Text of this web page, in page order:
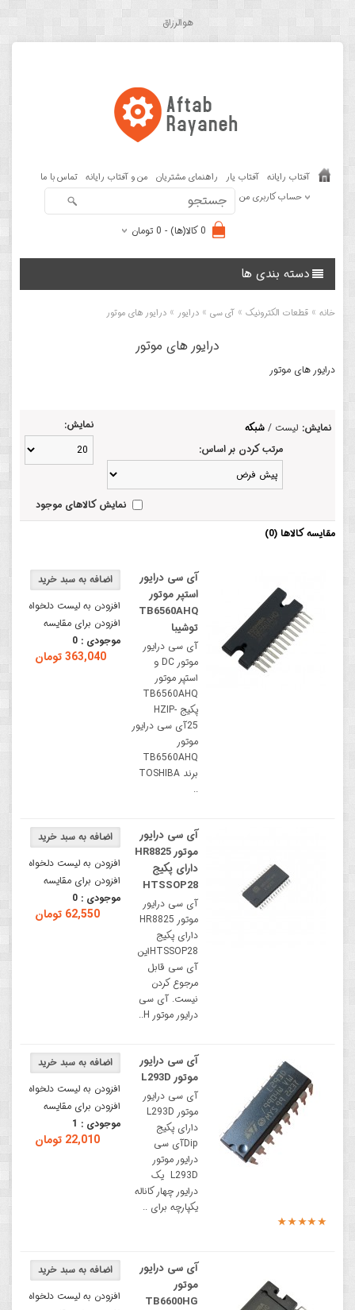
هوالرزاق
آفتاب رایانه آفتاب یار راهنمای مشتریان من و آفتاب رایانه تماس با ما
حساب کاربری من
0 کالا(ها) - 0 تومان
دسته بندی ها
خانه » قطعات الکترونیک » آی سی » درایور » درایور های موتور
درایور های موتور
درایور های موتور
نمایش: لیست / شبکه
نمایش:
مرتب کردن بر اساس:
نمایش کالاهای موجود
مقایسه کالاها (0)
افزودن به لیست دلخواه
افزودن برای مقایسه
موجودی : 0
363,040 تومان
آی سی درایور
استپر موتور
TB6560AHQ
توشیبا
آی سی درایور
موتور DC و
استپر موتور
TB6560AHQ
پکیج HZIP-
25آی سی درایور
موتور
TB6560AHQ
برند TOSHIBA
..
افزودن به لیست دلخواه
افزودن برای مقایسه
موجودی : 0
62,550 تومان
آی سی درایور
موتور HR8825
دارای پکیج
HTSSOP28
آی سی درایور
موتور HR8825
دارای پکیج
HTSSOP28این
آی سی قابل
مرجوع کردن
نیست. آی سی
درایور موتور H..
افزودن به لیست دلخواه
افزودن برای مقایسه
موجودی : 1
22,010 تومان
آی سی درایور
موتور L293D
آی سی درایور
موتور L293D
دارای پکیج
Dipآی سی
درایور موتور
L293D یک
درایور چهار کاناله
یکپارچه برای ..
افزودن به لیست دلخواه
آی سی درایور
موتور
TB6600HG